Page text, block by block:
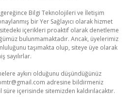
gereğince Bilgi Teknolojileri ve İletişim
bir Yer Sağlayıcı olarak hizmet
içerikleri proaktif olarak denetleme
bulunmamaktadır. Ancak, üyelerimiz
taşımakta olup, siteye üye olarak
sayılırlar.
aykırı olduğunu düşündüğünüz
adresine bildirmeniz
içerisinde sitemizden kaldırılacaktır.